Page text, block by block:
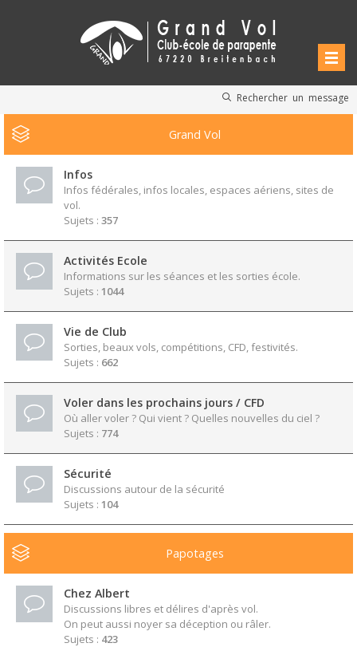
Rechercher un message
Grand Vol
Infos
Infos fédérales, infos locales, espaces aériens, sites de
vol.
Sujets : 357
Activités Ecole
Informations sur les séances et les sorties école.
Sujets : 1044
Vie de Club
Sorties, beaux vols, compétitions, CFD, festivités.
Sujets : 662
Voler dans les prochains jours / CFD
Où aller voler ? Qui vient ? Quelles nouvelles du ciel ?
Sujets : 774
Sécurité
Discussions autour de la sécurité
Sujets : 104
Papotages
Chez Albert
Discussions libres et délires d'après vol.
On peut aussi noyer sa déception ou râler.
Sujets : 423